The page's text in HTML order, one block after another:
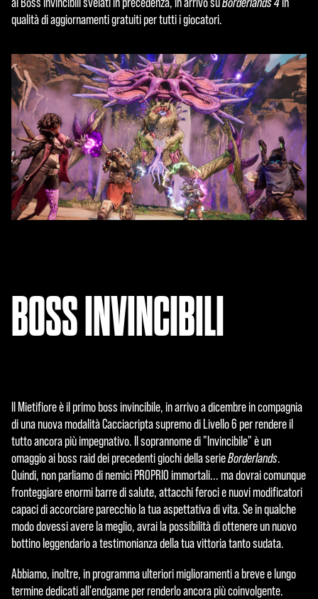
qualità di aggiornamenti gratuiti per tutti i giocatori.
BOSS INVINCIBILI
Il Mietifiore è il primo boss invincibile, in arrivo a dicembre in compagnia
di una nuova modalità Cacciacripta supremo di Livello 6 per rendere il
tutto ancora più impegnativo. Il soprannome di "Invincibile" è un
omaggio ai boss raid dei precedenti giochi della serieBorderlands.
Quindi, non parliamo di nemici PROPRIO immortali... ma dovrai comunque
fronteggiare enormi barre di salute, attacchi feroci e nuovi modificatori
capaci di accorciare parecchio la tua aspettativa di vita. Se in qualche
modo dovessi avere la meglio, avrai la possibilità di ottenere un nuovo
bottino leggendario a testimonianza della tua vittoria tanto sudata.
Abbiamo, inoltre, in programma ulteriori miglioramenti a breve e lungo
termine dedicati all'endgame per renderlo ancora più coinvolgente.